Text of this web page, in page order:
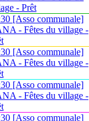
- Prêt
[Asso communale]
- Fêtes du village -
[Asso communale]
- Fêtes du village -
[Asso communale]
- Fêtes du village -
[Asso communale]